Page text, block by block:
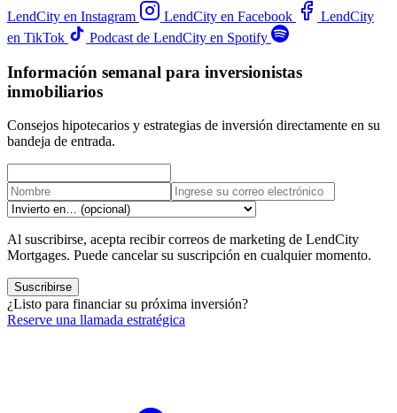
LendCity en Instagram
LendCity en Facebook
LendCity
en TikTok
Podcast de LendCity en Spotify
Información semanal para inversionistas
inmobiliarios
Consejos hipotecarios y estrategias de inversión directamente en su
bandeja de entrada.
Al suscribirse, acepta recibir correos de marketing de LendCity
Mortgages. Puede cancelar su suscripción en cualquier momento.
Suscribirse
¿Listo para financiar su próxima inversión?
Reserve una llamada estratégica